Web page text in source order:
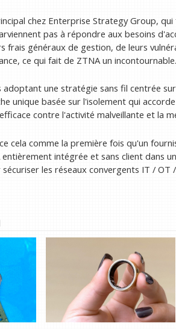
chez Enterprise Strategy Group,
pas à répondre aux besoins
frais généraux de gestion, de leurs
ce qui fait de ZTNA un incontournable.
adoptant une stratégie sans fil centrée
unique basée sur l'isolement qui
contre l'activité malveillante et la
cela comme la première fois qu'un
intégrée et sans client dans
les réseaux convergents IT / OT